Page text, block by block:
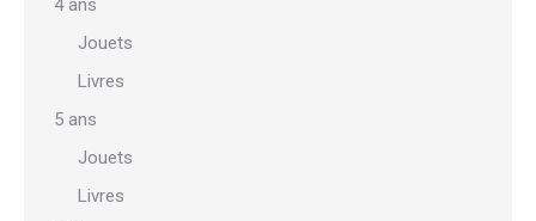
4 ans
Jouets
Livres
5 ans
Jouets
Livres